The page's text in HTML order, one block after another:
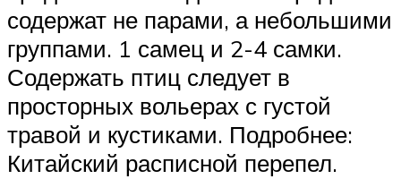
содержат не парами, а небольшими
группами. 1 самец и 2-4 самки.
Содержать птиц следует в
просторных вольерах с густой
травой и кустиками. Подробнее:
Китайский расписной перепел.